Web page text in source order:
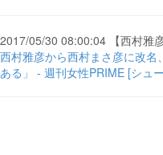
2017/05/30 08:00:04 【西村雅彦
西村雅彦から西村まさ彦に改
ある」 - 週刊女性PRIME [シュ